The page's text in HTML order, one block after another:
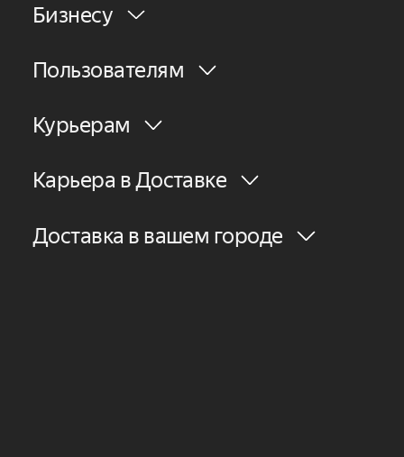
Бизнесу
Пользователям
Курьерам
Карьера в Доставке
Доставка в вашем городе